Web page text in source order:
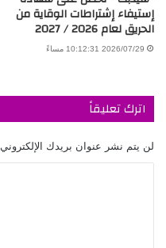
إستيفاء إشتراطات الوقاية من
الحريق لعام 2026 / 2027
2026/07/29 10:12:31 مساءً
اترك تعليقاً
لن يتم نشر عنوان بريدك الإلكتروني.